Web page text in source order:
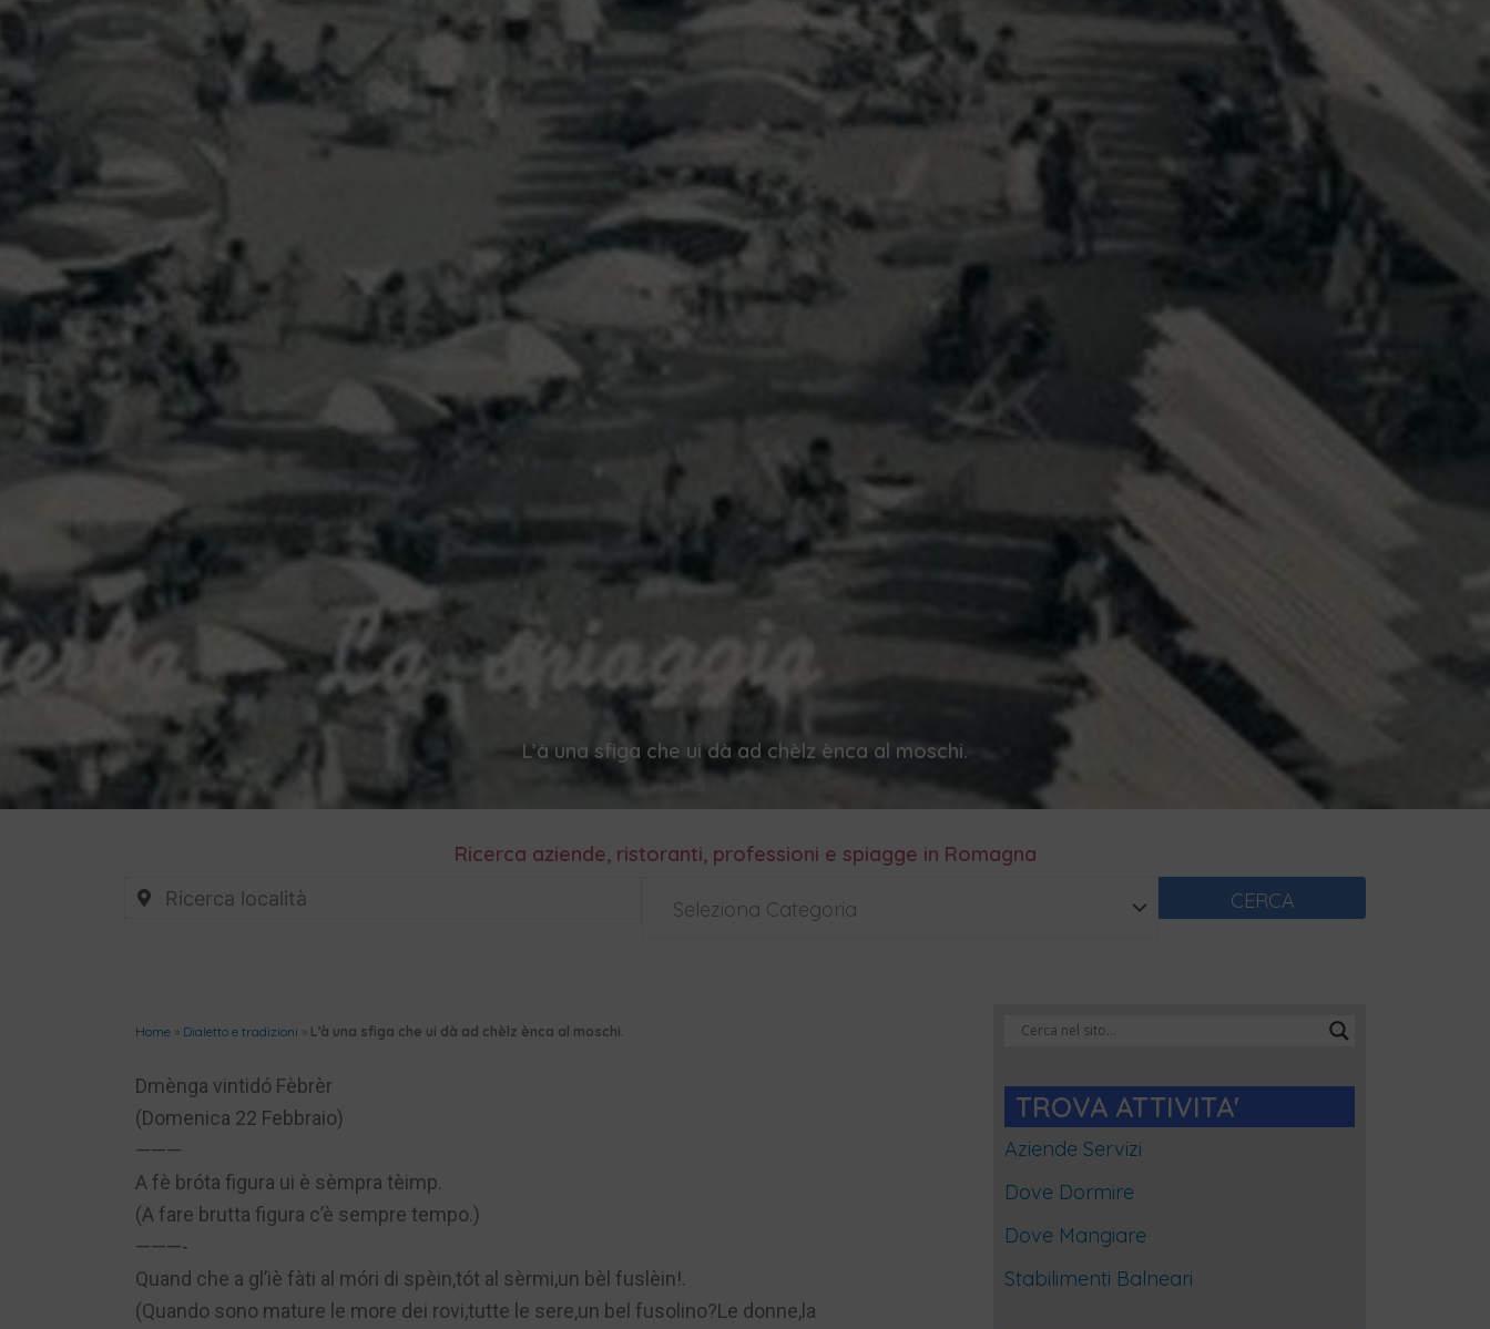
L’à una sfiga che ui dà ad chèlz ènca al moschi.
Ricerca aziende, ristoranti, professioni e spiagge in Romagna
Seleziona Categoria CERCA
Home » Dialetto e tradizioni » L’à una sfiga che ui dà ad chèlz ènca al moschi.
Dmènga vintidó Fèbrèr
(Domenica 22 Febbraio)
———
A fè bróta figura ui è sèmpra tèimp.
(A fare brutta figura c’è sempre tempo.)
———-
Quand che a gl’iè fàti al móri di spèin,tót al sèrmi,un bèl fuslèin!.
(Quando sono mature le more dei rovi,tutte le sere,un bel fusolino?Le donne,la
TROVA ATTIVITA'
Aziende Servizi
Dove Dormire
Dove Mangiare
Stabilimenti Balneari
Categorie